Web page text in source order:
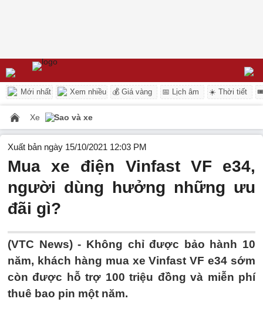
Mới nhất Xem nhiều 💰 Giá vàng 📅 Lịch âm ☀️ Thời tiết
Xe Sao và xe
Xuất bản ngày 15/10/2021 12:03 PM
Mua xe điện Vinfast VF e34,
người dùng hưởng những ưu
đãi gì?
(VTC News) - Không chỉ được bảo hành 10
năm, khách hàng mua xe Vinfast VF e34 sớm
còn được hỗ trợ 100 triệu đồng và miễn phí
thuê bao pin một năm.